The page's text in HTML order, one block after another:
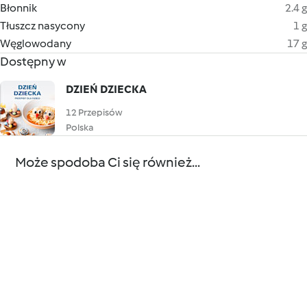
Błonnik
2.4 g
Tłuszcz nasycony
1 g
Węglowodany
17 g
Dostępny w
DZIEŃ DZIECKA
12 Przepisów
Polska
Może spodoba Ci się również...